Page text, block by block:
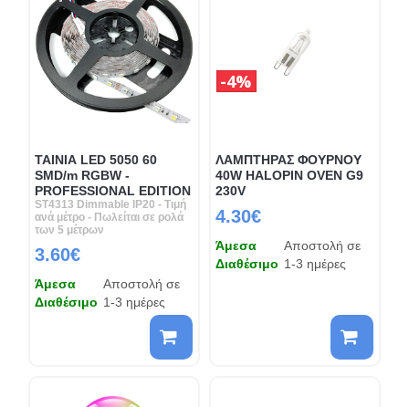
ΤΑΙΝΙΑ LED 5050 60
SMD/m RGBW -
PROFESSIONAL EDITION
ST4313 Dimmable IP20 - Τιμή
ανά μέτρο - Πωλείται σε ρολά
των 5 μέτρων
3.60€
Άμεσα
Διαθέσιμο
Αποστολή σε
1-3 ημέρες
ΛΑΜΠΤΗΡΑΣ ΦΟΥΡΝΟΥ
40W HALOPIN OVEN G9
230V
4.30€
4%
Άμεσα
Διαθέσιμο
Αποστολή σε
1-3 ημέρες